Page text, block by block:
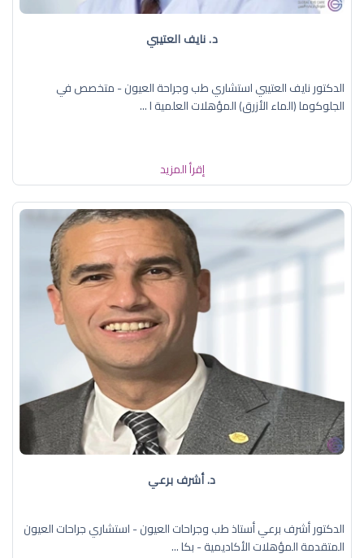
د. نايف العتيبي
الدكتور نايف العتيبي استشاري طب وجراحة العيون - متخصص في
الجلوكوما (الماء الأزرق) المؤهلات العلمية ا ...
إقرأ المزيد
د. أشرف برعي
الدكتور أشرف برعي أستاذ طب وجراحات العيون - استشاري جراحات العيون
المتقدمة المؤهلات الأكاديمية - بكا ...